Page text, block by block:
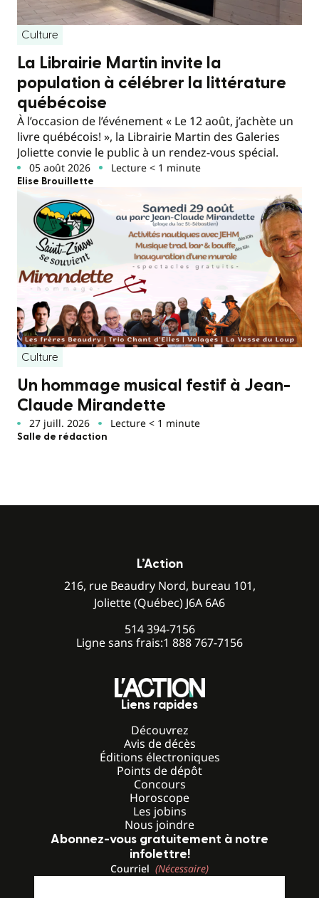
Culture
La Librairie Martin invite la
population à célébrer la littérature
québécoise
À l’occasion de l’événement « Le 12 août, j’achète un
livre québécois! », la Librairie Martin des Galeries
Joliette convie le public à un rendez-vous spécial.
05 août 2026 Lecture < 1 minute
Elise Brouillette
Culture
Un hommage musical festif à Jean-
Claude Mirandette
27 juill. 2026 Lecture < 1 minute
Salle de rédaction
L’Action
216, rue Beaudry Nord, bureau 101,
Joliette (Québec) J6A 6A6
514 394-7156
Ligne sans frais:1 888 767-7156
Liens rapides
Découvrez
Avis de décès
Éditions électroniques
Points de dépôt
Concours
Horoscope
Les jobins
Nous joindre
Abonnez-vous gratuitement à notre
infolettre!
Courriel (Nécessaire)